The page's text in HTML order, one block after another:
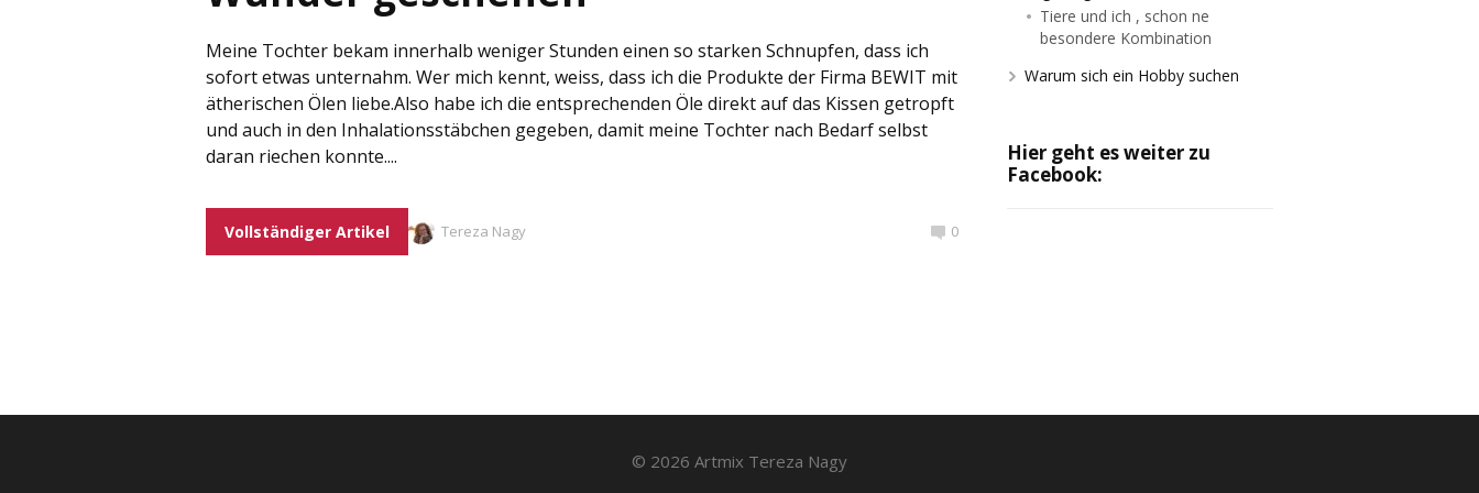
Meine Tochter bekam innerhalb weniger Stunden einen so starken Schnupfen, dass ich
sofort etwas unternahm. Wer mich kennt, weiss, dass ich die Produkte der Firma BEWIT mit
ätherischen Ölen liebe.Also habe ich die entsprechenden Öle direkt auf das Kissen getropft
und auch in den Inhalationsstäbchen gegeben, damit meine Tochter nach Bedarf selbst
daran riechen konnte....
Vollständiger Artikel Tereza Nagy 0
Tiere und ich , schon ne
besondere Kombination
Warum sich ein Hobby suchen
Hier geht es weiter zu
Facebook:
© 2026 Artmix Tereza Nagy